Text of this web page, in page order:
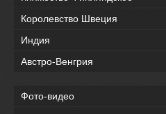
Королевство Швеция
Индия
Австро-Венгрия
Фото-видео